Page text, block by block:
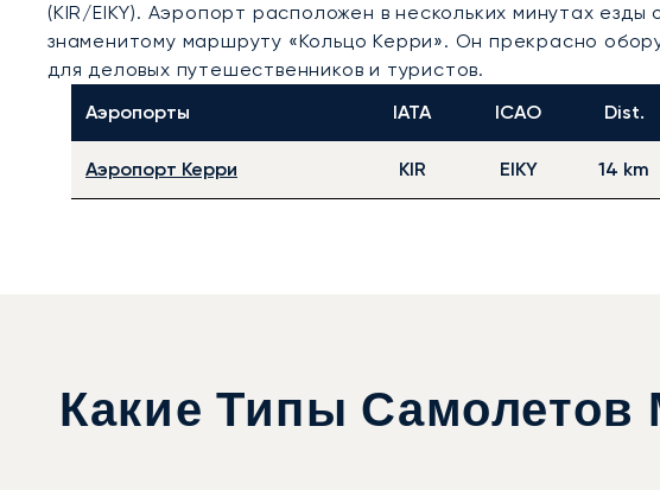
(KIR/EIKY). Аэропорт расположен в нескольких минутах
знаменитому маршруту «Кольцо Керри». Он прекрасно
для деловых путешественников и туристов.
Аэропорты
IATA ICAO Dist.
Аэропорт Керри KIR EIKY 14 km
Какие Типы Самолетов